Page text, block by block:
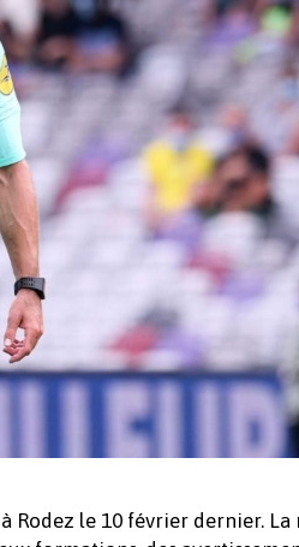
le 10 février dernier. La